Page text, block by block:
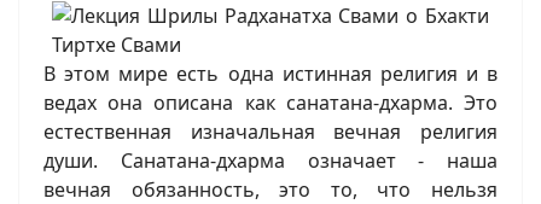
В этом мире есть одна истинная религия и в
ведах она описана как санатана-дхарма. Это
естественная изначальная вечная религия
души. Санатана-дхарма означает - наша
вечная обязанность, это то, что нельзя